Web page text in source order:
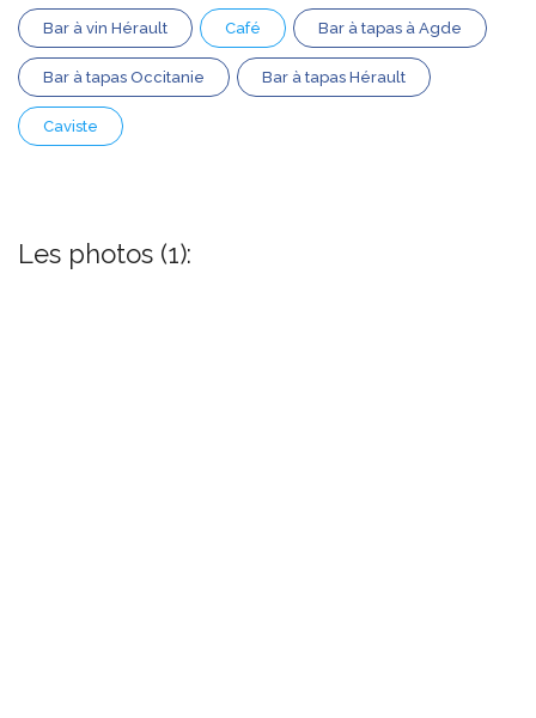
Bar à vin Hérault Café Bar à tapas à Agde
Bar à tapas Occitanie Bar à tapas Hérault
Caviste
Les photos (1):